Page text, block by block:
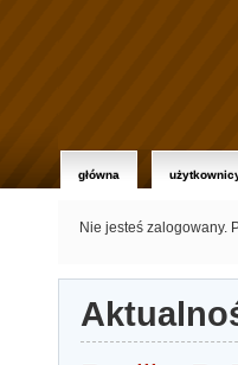
główna
Nie jesteś zalogowany.